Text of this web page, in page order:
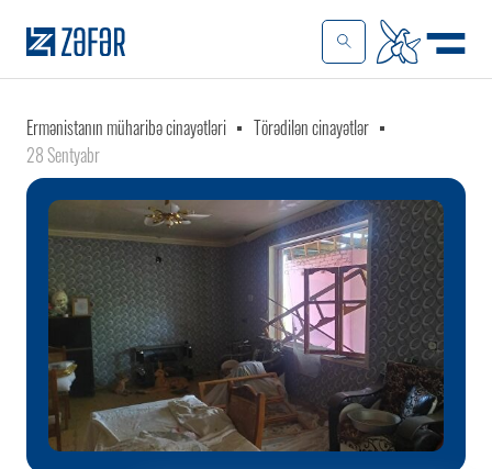
Ermənistanın müharibə cinayətləri
Törədilən cinayətlər
28 Sentyabr